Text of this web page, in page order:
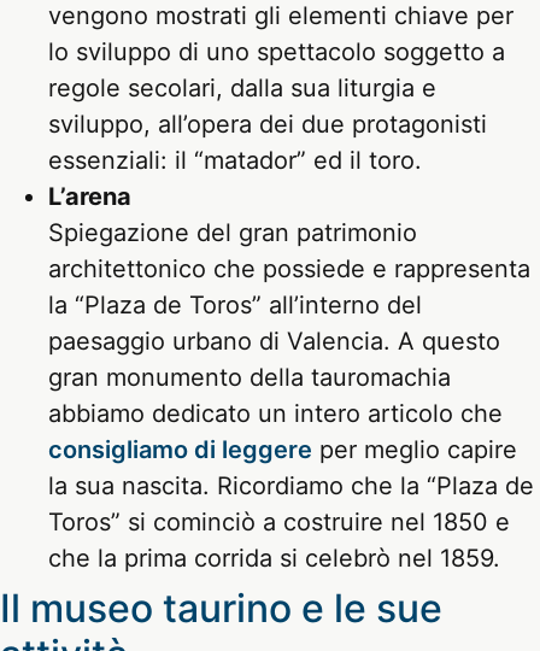
vengono mostrati gli elementi chiave per
lo sviluppo di uno spettacolo soggetto a
regole secolari, dalla sua liturgia e
sviluppo, all’opera dei due protagonisti
essenziali: il “matador” ed il toro.
L’arena
Spiegazione del gran patrimonio
architettonico che possiede e rappresenta
la “Plaza de Toros” all’interno del
paesaggio urbano di Valencia. A questo
gran monumento della tauromachia
abbiamo dedicato un intero articolo che
consigliamo di leggere per meglio capire
la sua nascita. Ricordiamo che la “Plaza de
Toros” si cominciò a costruire nel 1850 e
che la prima corrida si celebrò nel 1859.
Il museo taurino e le sue